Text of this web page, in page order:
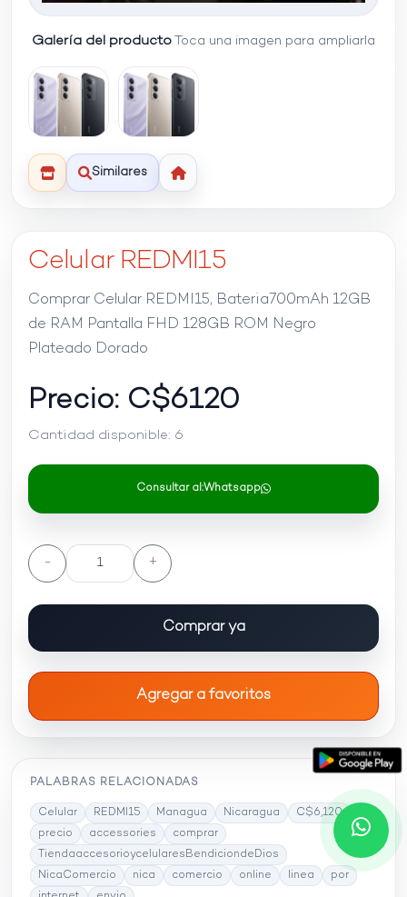
Galería del producto Toca una imagen para ampliarla
Similares
Celular REDMI15
Comprar Celular REDMI15, Bateria700mAh 12GB
de RAM Pantalla FHD 128GB ROM Negro
Plateado Dorado
Precio: C$6120
Cantidad disponible: 6
Consultar al:Whatsapp
- +
Comprar ya
Agregar a favoritos
PALABRAS RELACIONADAS
Celular REDMI15 Managua Nicaragua
C$6,120
precio
accessories
comprar
TiendaaccesorioycelularesBendiciondeDios
NicaComercio
nica comercio online linea
por